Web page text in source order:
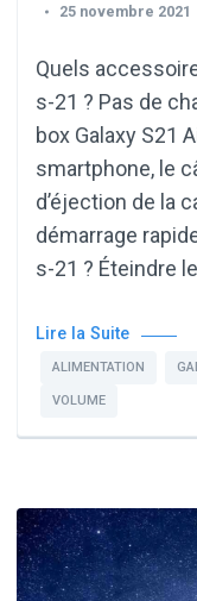
25 novembre 2021
Quels
s-21 ? Pas de
box Galaxy S21
smartphone, le
d’éjection de la
démarrage
s-21 ? Éteindre
Lire la Suite
ALIMENTATION
VOLUME